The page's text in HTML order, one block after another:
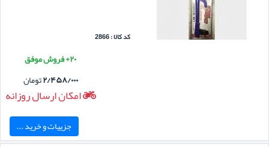
کد کالا : 2866
۲۰+ فروش موفق
۲/۴۵۸/۰۰۰تومان
امکان ارسال روزانه
جزییات و خرید ...